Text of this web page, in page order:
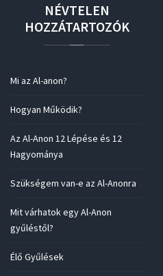
NÉVTELEN
HOZZÁTARTOZÓK
Mi az Al-anon?
Hogyan Működik?
Az Al-Anon 12 Lépése és 12
Hagyománya
Szükségem van-e az Al-Anonra
Mit várhatok egy Al-Anon
gyűléstől?
Élő Gyűlések